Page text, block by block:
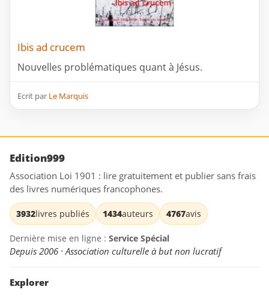
Ibis ad crucem
Nouvelles problématiques quant à Jésus.
Ecrit par Le Marquis
Edition999
Association Loi 1901 : lire gratuitement et publier sans frais
des livres numériques francophones.
3932livres publiés 1434auteurs 4767avis
Dernière mise en ligne : Service Spécial
Depuis 2006 · Association culturelle à but non lucratif
Explorer